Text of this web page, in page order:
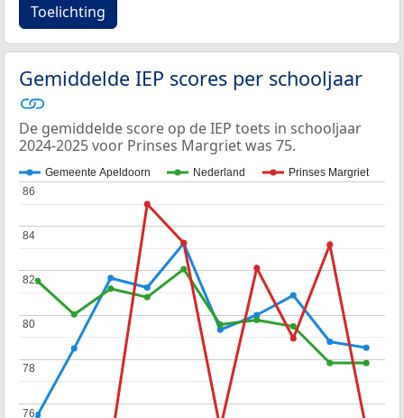
Toelichting
Gemiddelde IEP scores per schooljaar
De gemiddelde score op de IEP toets in schooljaar
2024-2025 voor Prinses Margriet was 75.
Gemeente Apeldoorn Nederland Prinses Margriet
76
76
78
78
80
80
82
82
84
84
86
86